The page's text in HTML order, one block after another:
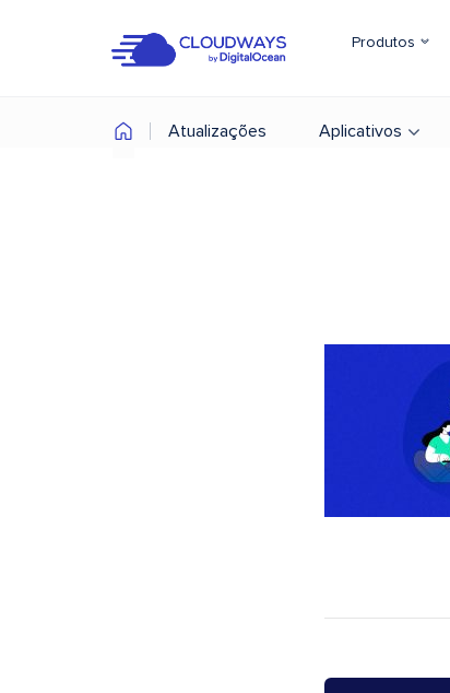
Produtos
Atualizações Aplicativos